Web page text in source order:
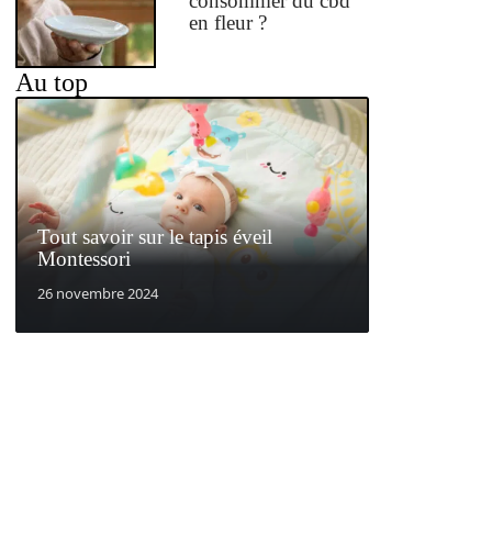
en fleur ?
Au top
Tout savoir sur le tapis éveil
Montessori
26 novembre 2024